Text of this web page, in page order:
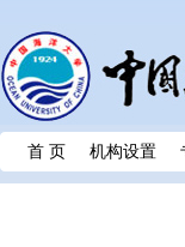
首 页 机构设置